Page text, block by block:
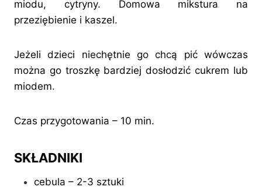
miodu, cytryny. Domowa mikstura na
przeziębienie i kaszel.
Jeżeli dzieci niechętnie go chcą pić wówczas
można go troszkę bardziej dosłodzić cukrem lub
miodem.
Czas przygotowania – 10 min.
SKŁADNIKI
cebula – 2-3 sztuki